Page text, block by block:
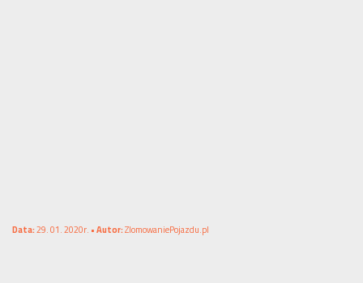
Data:29. 01. 2020r. •Autor:ZlomowaniePojazdu.pl